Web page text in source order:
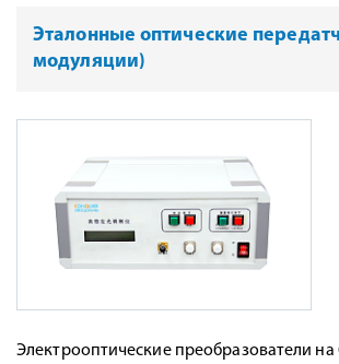
Эталонные оптические
модуляции)
Электрооптические преобразователи на